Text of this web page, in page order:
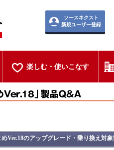
ソースネクスト
新規ユーザー登録
楽しむ・使いこなす
めVer.18のアップグレード・乗り換え対